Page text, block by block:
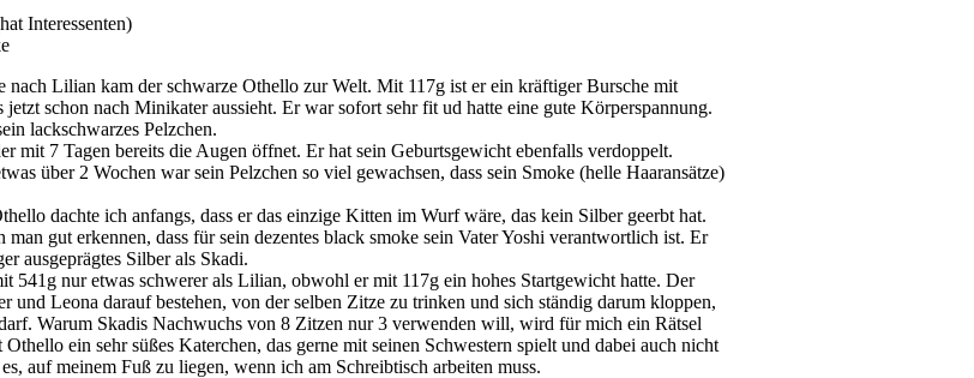
hat Interessenten)
nach Lilian kam der schwarze Othello zur Welt. Mit 117g ist er ein kräftiger Bursche mit
jetzt schon nach Minikater aussieht. Er war sofort sehr fit ud hatte eine gute Körperspannung.
lackschwarzes Pelzchen.
mit 7 Tagen bereits die Augen öffnet. Er hat sein Geburtsgewicht ebenfalls verdoppelt.
über 2 Wochen war sein Pelzchen so viel gewachsen, dass sein Smoke (helle Haaransätze)
dachte ich anfangs, dass er das einzige Kitten im Wurf wäre, das kein Silber geerbt hat.
gut erkennen, dass für sein dezentes black smoke sein Vater Yoshi verantwortlich ist. Er
ausgeprägtes Silber als Skadi.
541g nur etwas schwerer als Lilian, obwohl er mit 117g ein hohes Startgewicht hatte. Der
und Leona darauf bestehen, von der selben Zitze zu trinken und sich ständig darum kloppen,
Warum Skadis Nachwuchs von 8 Zitzen nur 3 verwenden will, wird für mich ein Rätsel
ein sehr süßes Katerchen, das gerne mit seinen Schwestern spielt und dabei auch nicht
auf meinem Fuß zu liegen, wenn ich am Schreibtisch arbeiten muss.